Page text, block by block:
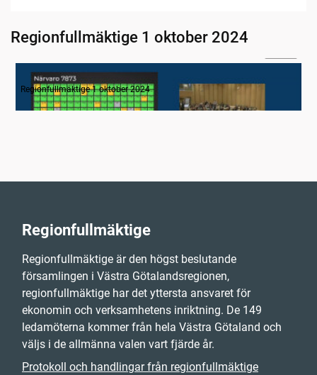
Regionfullmäktige 1 oktober 2024
1. Inledning
Regionfullmäktige 1 oktober 2024
Regionfullmäktige
Regionfullmäktige är den högst beslutande
församlingen i Västra Götalandsregionen,
regionfullmäktige har det yttersta ansvaret för
ekonomin och verksamhetens inriktning. De 149
ledamöterna kommer från hela Västra Götaland och
väljs i de allmänna valen vart fjärde år.
Protokoll och handlingar från regionfullmäktige